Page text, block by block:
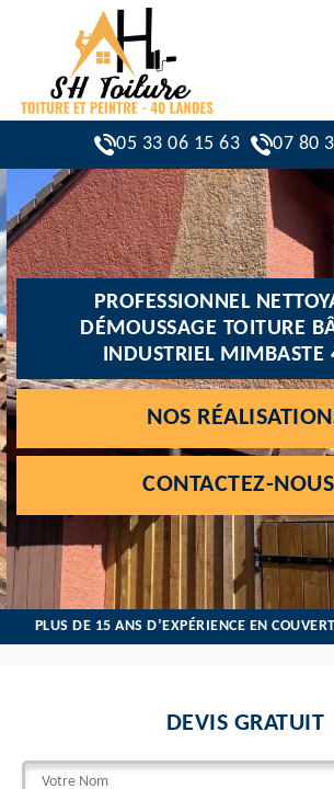
05 33 06 15 63 07 80
PROFESSIONNEL
DÉMOUSSAGE TOITURE
INDUSTRIEL
NOS
CONTACTEZ-
PLUS DE 15 ANS D’EXPÉRIENCE EN
DEVIS GRATUIT